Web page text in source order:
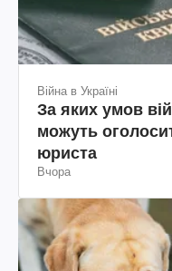
Війна в Україні
За яких умов
можуть
юриста
Вчора